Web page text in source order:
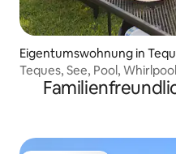
Eigentumswohnung in
Teques, See, Pool,